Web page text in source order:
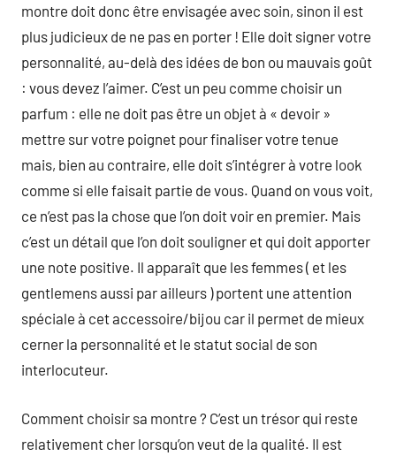
montre doit donc être envisagée avec soin, sinon il est
plus judicieux de ne pas en porter ! Elle doit signer votre
personnalité, au-delà des idées de bon ou mauvais goût
: vous devez l’aimer. C’est un peu comme choisir un
parfum : elle ne doit pas être un objet à « devoir »
mettre sur votre poignet pour finaliser votre tenue
mais, bien au contraire, elle doit s’intégrer à votre look
comme si elle faisait partie de vous. Quand on vous voit,
ce n’est pas la chose que l’on doit voir en premier. Mais
c’est un détail que l’on doit souligner et qui doit apporter
une note positive. Il apparaît que les femmes ( et les
gentlemens aussi par ailleurs ) portent une attention
spéciale à cet accessoire/bijou car il permet de mieux
cerner la personnalité et le statut social de son
interlocuteur.
Comment choisir sa montre ? C’est un trésor qui reste
relativement cher lorsqu’on veut de la qualité. Il est